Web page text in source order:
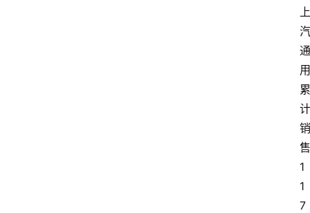
上
汽
通
用
累
计
销
售
1
1
7